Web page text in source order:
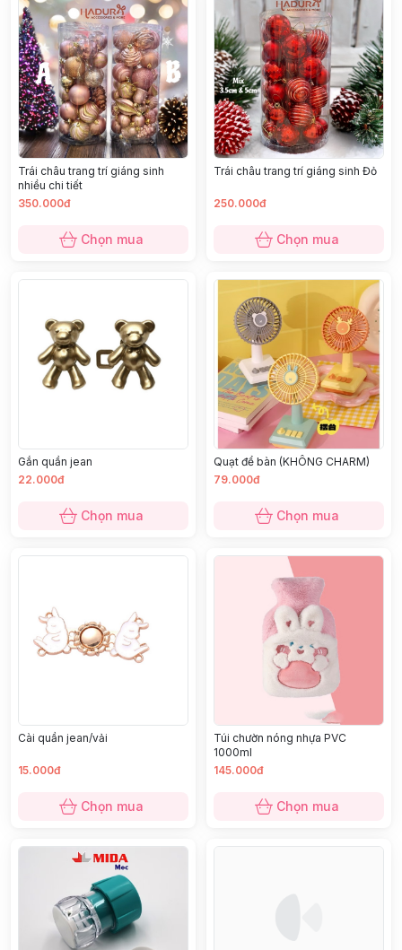
Trái châu trang trí giáng sinh
nhiều chi tiết
350.000đ
Chọn mua
Trái châu trang trí giáng sinh Đỏ
250.000đ
Chọn mua
Gắn quần jean
22.000đ
Chọn mua
Quạt để bàn (KHÔNG CHARM)
79.000đ
Chọn mua
Cài quần jean/vải
15.000đ
Chọn mua
Túi chườn nóng nhựa PVC
1000ml
145.000đ
Chọn mua